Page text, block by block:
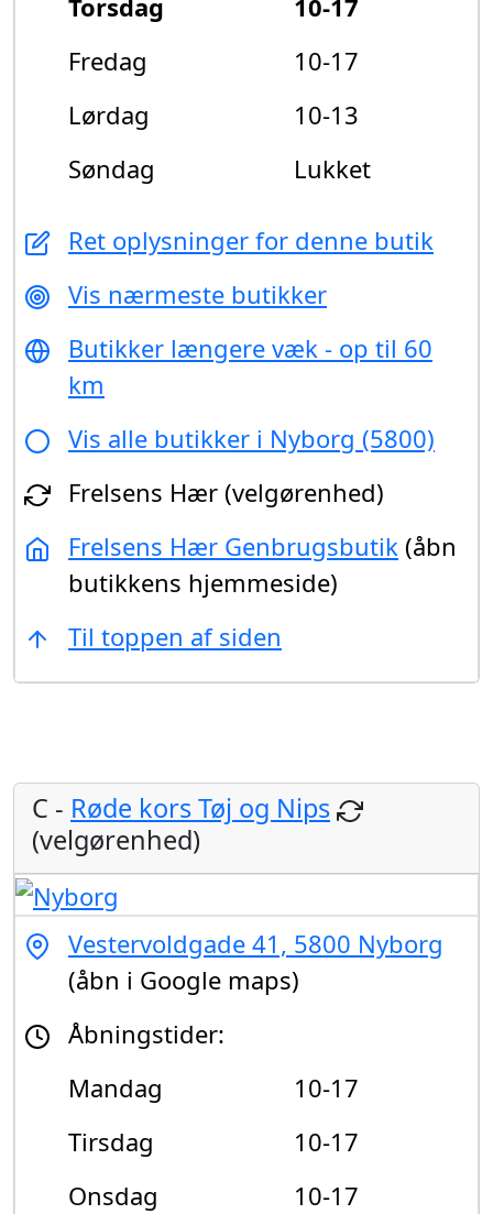
Torsdag
10-17
Fredag
10-17
Lørdag
10-13
Søndag
Lukket
Ret oplysninger for denne butik
Vis nærmeste butikker
Butikker længere væk - op til 60
km
Vis alle butikker i Nyborg (5800)
Frelsens Hær (velgørenhed)
Frelsens Hær Genbrugsbutik (åbn
butikkens hjemmeside)
Til toppen af siden
C - Røde kors Tøj og Nips
(velgørenhed)
Vestervoldgade 41, 5800 Nyborg
(åbn i Google maps)
Åbningstider:
Mandag
10-17
Tirsdag
10-17
Onsdag
10-17